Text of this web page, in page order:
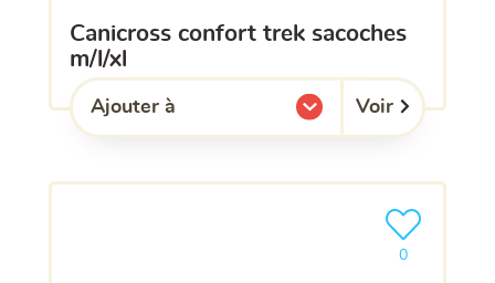
canicross confort trek sacoches
m/l/xl
Ajouter à
l'une de mes listes. Voir
0
Ajouter le